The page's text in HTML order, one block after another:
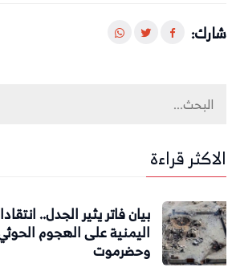
شارك:
الاكثر قراءة
بيان فاتر يثير الجدل..
اليمنية على الهجوم
وحضرموت